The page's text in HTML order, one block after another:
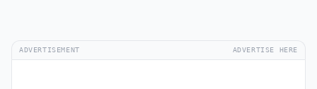
ADVERTISEMENT ADVERTISE HERE